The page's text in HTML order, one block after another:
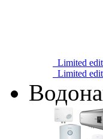
Limited
Limited